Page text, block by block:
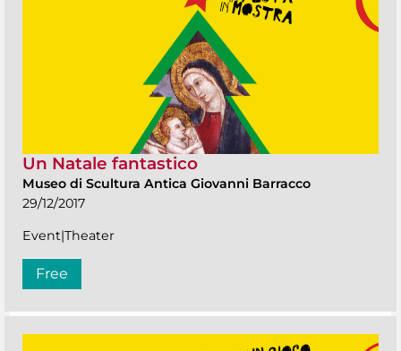
Un Natale fantastico
Museo di Scultura Antica Giovanni Barracco
29/12/2017
Event|Theater
Free